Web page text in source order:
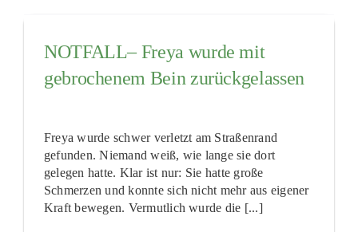
NOTFALL– Freya wurde mit
gebrochenem Bein zurückgelassen
Freya wurde schwer verletzt am Straßenrand
gefunden. Niemand weiß, wie lange sie dort
gelegen hatte. Klar ist nur: Sie hatte große
Schmerzen und konnte sich nicht mehr aus eigener
Kraft bewegen. Vermutlich wurde die [...]